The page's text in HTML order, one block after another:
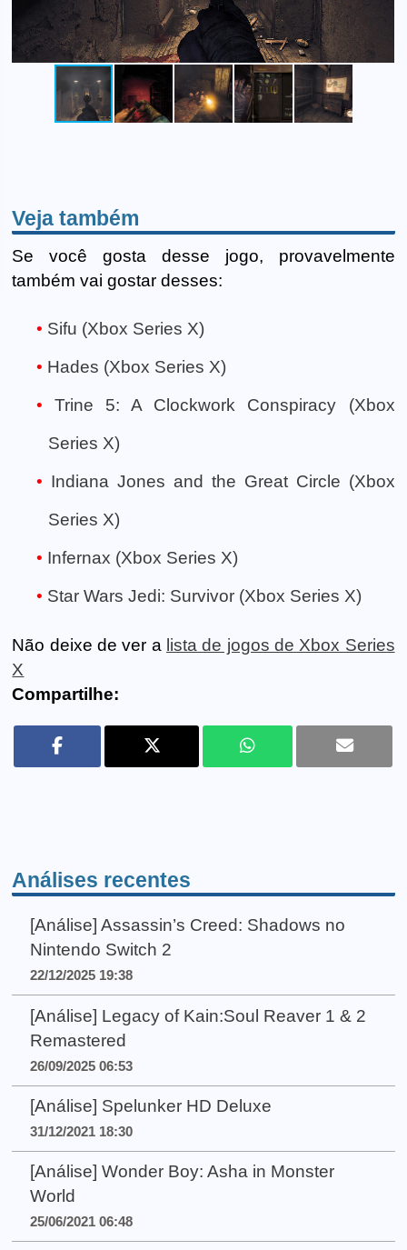
Veja também
Se você gosta desse jogo, provavelmente
também vai gostar desses:
Sifu (Xbox Series X)
Hades (Xbox Series X)
Trine 5: A Clockwork Conspiracy (Xbox
Series X)
Indiana Jones and the Great Circle (Xbox
Series X)
Infernax (Xbox Series X)
Star Wars Jedi: Survivor (Xbox Series X)
Não deixe de ver a lista de jogos de Xbox Series
X
Compartilhe:
Análises recentes
[Análise] Assassin’s Creed: Shadows no
Nintendo Switch 2
22/12/2025 19:38
[Análise] Legacy of Kain:Soul Reaver 1 & 2
Remastered
26/09/2025 06:53
[Análise] Spelunker HD Deluxe
31/12/2021 18:30
[Análise] Wonder Boy: Asha in Monster
World
25/06/2021 06:48